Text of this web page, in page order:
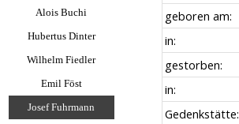
Alois Buchi
Hubertus Dinter
Wilhelm Fiedler
Emil Föst
Josef Fuhrmann
geboren am:
in:
gestorben:
in:
Gedenkstätte: